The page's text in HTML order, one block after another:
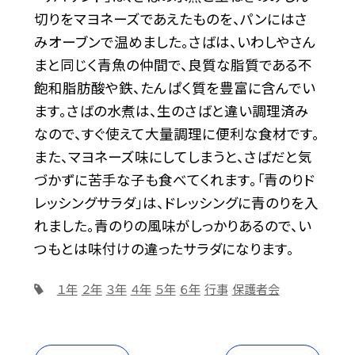
切りをマヨネーズであえたものを、パンにはさ
みオーブンで温めました。さばは、いわしやさん
まと同じく青魚の仲間で、良質な脂質である不
飽和脂肪酸や鉄、たんぱく質を豊富に含んでい
ます。さばの水煮は、生のさばと違い調理済み
なので、すぐ使えて大量調理に便利な食材です。
また、マヨネーズ味にしてしまうと、さばだと気
づかずに苦手な子も食べてくれます。「青のりド
レッシングサラダ」は、ドレッシングに青のりを入
れました。青のりの風味がしっかりあるので、い
つもとは味付けの違ったサラダになります。
１年 ２年 ３年 ４年 ５年 ６年 行事 保護者会